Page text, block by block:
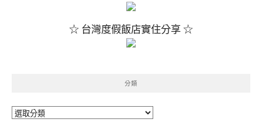
☆ 台灣度假飯店實住分享 ☆
分類
分